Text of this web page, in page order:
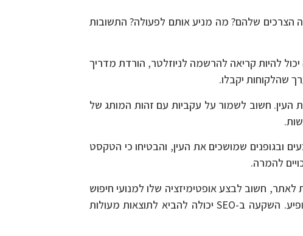
הצרכים שלהם? מה מניע אותם לפעולה? התשובות
להיות קריאה להרשמה לניוזלטר, הורדת מדריך
שהלקוחות יקבלו.
העין. חשוב לשמור על עקביות עם זהות המותג של
ובגופנים שמושכים את העין, והבטיחו כי הטקסט
להמרה.
חשוב לבצע אופטימיזציה שלו למנועי חיפוש
כדי להבטיח שמשתמשים שמחפשים את המונחים הרלוונטיים יוכלו למצוא אותו בקלות במידה והוא מופיע. השקעה ב-SEO יכולה להביא לתוצאות מעולות